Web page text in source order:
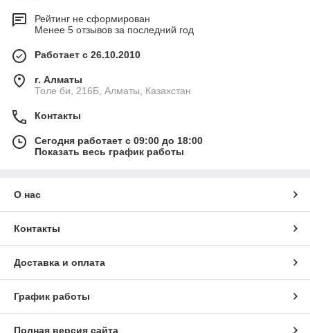
Рейтинг не сформирован
Менее 5 отзывов за последний год
Работает с 26.10.2010
г. Алматы
Толе би, 216Б, Алматы, Казахстан
Контакты
Сегодня работает с 09:00 до 18:00
Показать весь график работы
О нас
Контакты
Доставка и оплата
График работы
Полная версия сайта